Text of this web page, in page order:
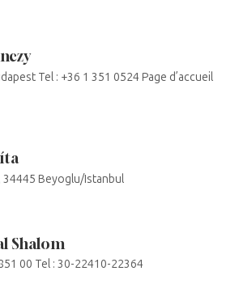
Tel : +36 1 351 0524 Page d’accueil
34445 Beyoglu/Istanbul
Shalom
00 Tel : 30-22410-22364